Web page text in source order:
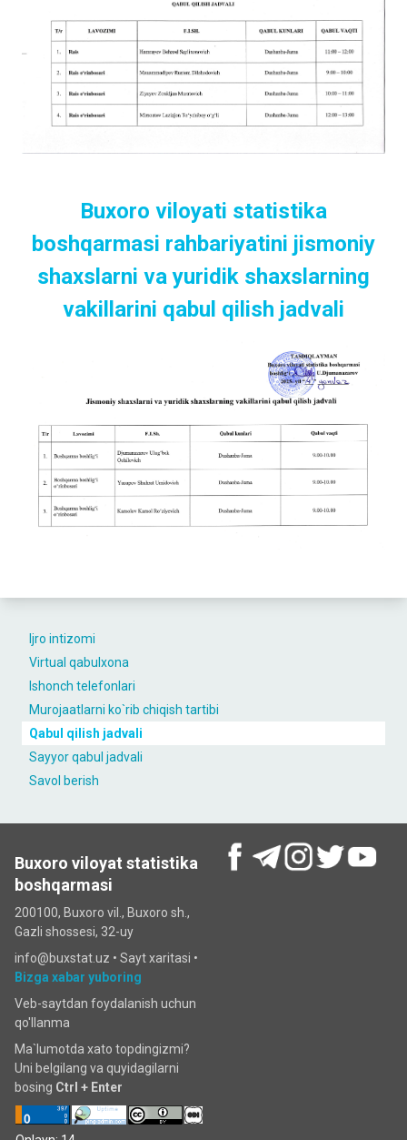
Ijro intizomi
Virtual qabulxona
Ishonch telefonlari
Murojaatlarni ko`rib chiqish tartibi
Qabul qilish jadvali
Sayyor qabul jadvali
Savol berish
Buxoro viloyati statistika
boshqarmasi rahbariyatini jismoniy
shaxslarni va yuridik shaxslarning
vakillarini qabul qilish jadvali
Buxoro viloyat statistika
boshqarmasi
200100, Buxoro vil., Buxoro sh.,
Gazli shossesi, 32-uy
info@buxstat.uz • Sayt xaritasi •
Bizga xabar yuboring
Veb-saytdan foydalanish uchun
qo'llanma
Ma`lumotda xato topdingizmi?
Uni belgilang va quyidagilarni
bosing Ctrl + Enter